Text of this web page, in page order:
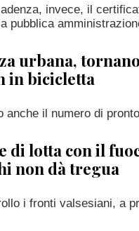
invece, il
pubblica
urbana,
in bicicletta
anche il numero di
di lotta con il
non dà tregua
i fronti valsesiani, a